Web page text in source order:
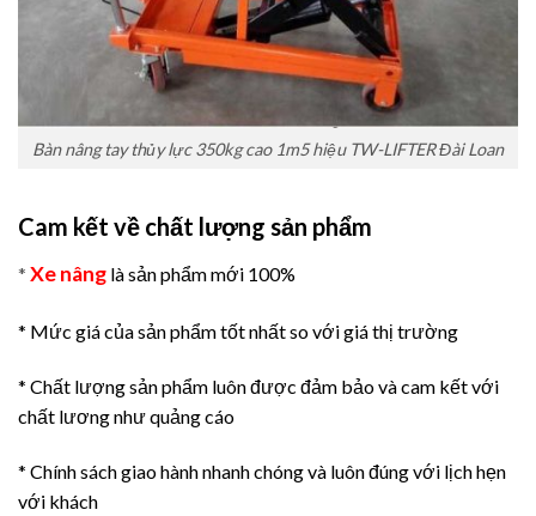
Bàn nâng tay thủy lực 350kg cao 1m5 hiệu TW-LIFTER Đài Loan
Cam kết về chất lượng sản phẩm
* Xe nâng là sản phẩm mới 100%
* Mức giá của sản phẩm tốt nhất so với giá thị trường
* Chất lượng sản phẩm luôn được đảm bảo và cam kết với
chất lương như quảng cáo
* Chính sách giao hành nhanh chóng và luôn đúng với lịch hẹn
với khách